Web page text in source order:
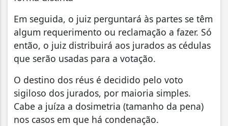
Em seguida, o juiz perguntará às partes se têm
algum requerimento ou reclamação a fazer. Só
então, o juiz distribuirá aos jurados as cédulas
que serão usadas para a votação.
O destino dos réus é decidido pelo voto
sigiloso dos jurados, por maioria simples.
Cabe a juíza a dosimetria (tamanho da pena)
nos casos em que há condenação.